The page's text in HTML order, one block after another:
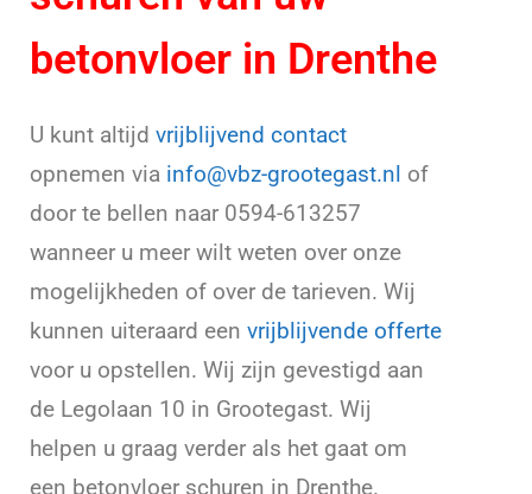
betonvloer in Drenthe
U kunt altijd vrijblijvend contact
opnemen via info@vbz-grootegast.nl of
door te bellen naar 0594-613257
wanneer u meer wilt weten over onze
mogelijkheden of over de tarieven. Wij
kunnen uiteraard een vrijblijvende offerte
voor u opstellen. Wij zijn gevestigd aan
de Legolaan 10 in Grootegast. Wij
helpen u graag verder als het gaat om
een betonvloer schuren in Drenthe.